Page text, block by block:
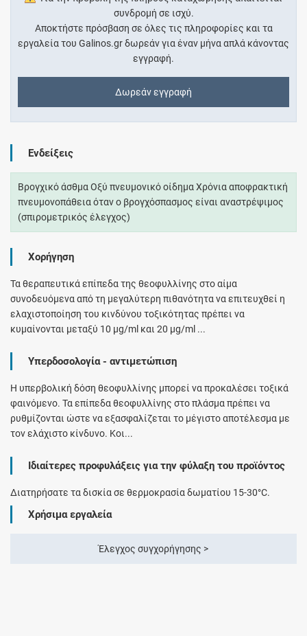
συνδρομή σε ισχύ.
Αποκτήστε πρόσβαση σε όλες τις πληροφορίες και τα
εργαλεία του Galinos.gr δωρεάν για έναν μήνα απλά κάνοντας
εγγραφή.
Δωρεάν εγγραφή
Ενδείξεις
Βρογχικό άσθμα Οξύ πνευμονικό οίδημα Χρόνια αποφρακτική
πνευμονοπάθεια όταν ο βρογχόσπασμος είναι αναστρέψιμος
(σπιρομετρικός έλεγχος)
Χορήγηση
Τα θεραπευτικά επίπεδα της θεοφυλλίνης στο αίμα
συνοδευόμενα από τη μεγαλύτερη πιθανότητα να επιτευχθεί η
ελαχιστοποίηση του κινδύνου τοξικότητας πρέπει να
κυμαίνονται μεταξύ 10 μg/ml και 20 μg/ml ...
Υπερδοσολογία - αντιμετώπιση
Η υπερβολική δόση θεοφυλλίνης μπορεί να προκαλέσει τοξικά
φαινόμενο. Τα επίπεδα θεοφυλλίνης στο πλάσμα πρέπει να
ρυθμίζονται ώστε να εξασφαλίζεται το μέγιστο αποτέλεσμα με
τον ελάχιστο κίνδυνο. Κοι...
Ιδιαίτερες προφυλάξεις για την φύλαξη του προϊόντος
Διατηρήσατε τα δισκία σε θερμοκρασία δωματίου 15-30°C.
Χρήσιμα εργαλεία
Έλεγχος συγχορήγησης >